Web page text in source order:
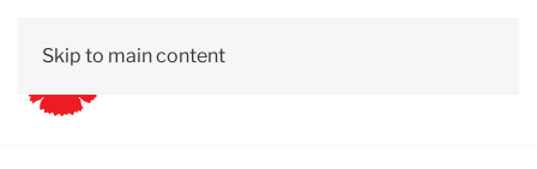
Skip to main content